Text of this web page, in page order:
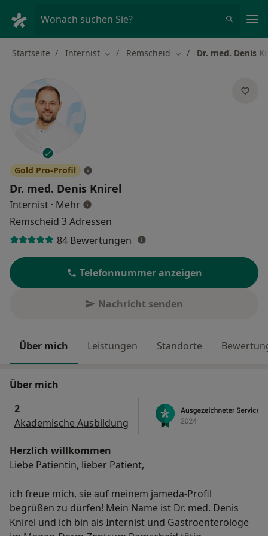
Wonach suchen Sie?
Startseite Internist Stadt ändern
Remscheid Stadt ändern
Dr. med. Denis
Gold Pro-Profil
Dr. med. Denis Knirel
Internist · Mehrüber Spezialisierungen
Remscheid 3 Adressen
84 Bewertungen
Telefonnummer anzeigen
Nachricht senden
Über mich Leistungen Standorte
Über mich
2
Akademische Ausbildung
Herzlich willkommen
Liebe Patientin, lieber Patient,
ich freue mich, sie auf meinem jameda-Profil
begrüßen zu dürfen! Mein Name ist Dr. med. Denis
Knirel und ich bin als Internist und Gastroenterologe